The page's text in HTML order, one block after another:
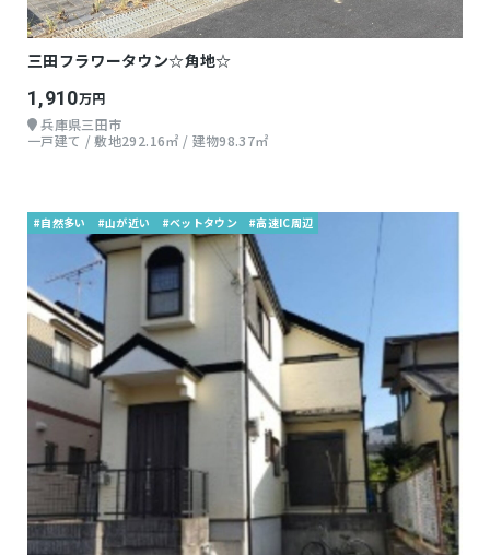
三田フラワータウン☆角地☆
1,910万円
兵庫県三田市
一戸建て / 敷地292.16㎡ / 建物98.37㎡
#自然多い #山が近い #ベットタウン #高速IC周辺